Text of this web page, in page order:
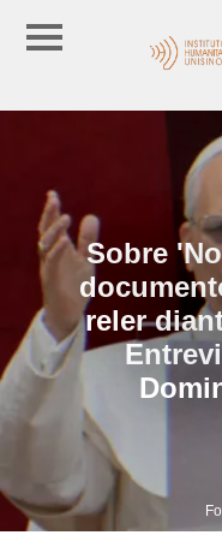
Sobre
reler